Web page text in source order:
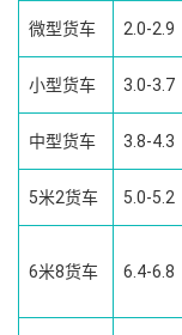
微型货车 2.0-2.9
小型货车 3.0-3.7
中型货车 3.8-4.3
5米2货车 5.0-5.2
6米8货车 6.4-6.8